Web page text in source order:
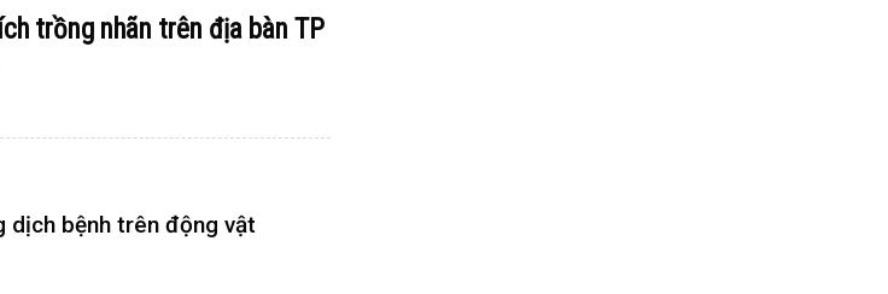
trồng nhãn trên địa bàn TP
dịch bệnh trên động vật